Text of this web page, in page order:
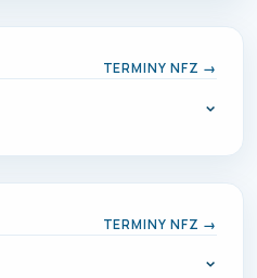
TERMINY NFZ →
TERMINY NFZ →